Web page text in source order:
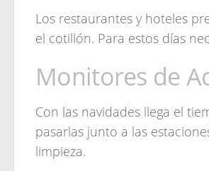
Los restaurantes y hoteles
el cotillón. Para estos días
Monitores de
Con las navidades llega el
pasarlas junto a las
limpieza.